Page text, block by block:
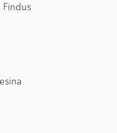
Findus